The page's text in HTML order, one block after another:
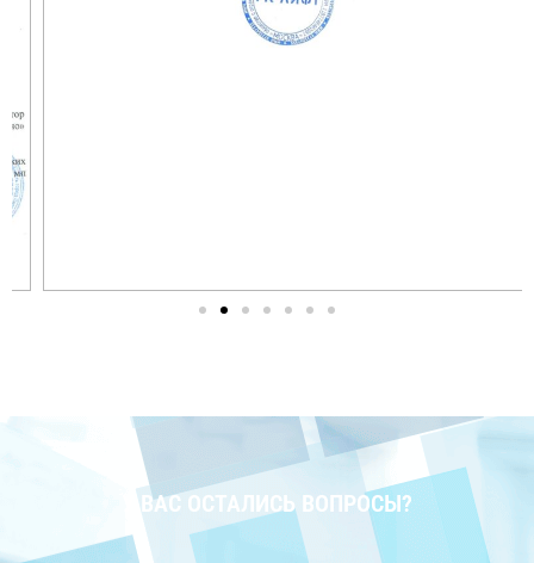
У ВАС ОСТАЛИСЬ ВОПРОСЫ?